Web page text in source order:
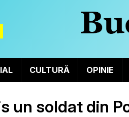
CULTURĂ OPINIE
un soldat din